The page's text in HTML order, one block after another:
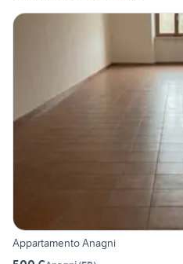
Appartamento Anagni